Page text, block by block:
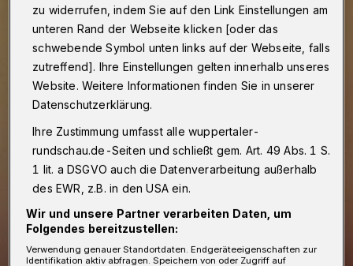
zu widerrufen, indem Sie auf den Link Einstellungen am
unteren Rand der Webseite klicken [oder das
schwebende Symbol unten links auf der Webseite, falls
zutreffend]. Ihre Einstellungen gelten innerhalb unseres
Website. Weitere Informationen finden Sie in unserer
Datenschutzerklärung.
Ihre Zustimmung umfasst alle wuppertaler-
rundschau.de-Seiten und schließt gem. Art. 49 Abs. 1 S.
1 lit. a DSGVO auch die Datenverarbeitung außerhalb
des EWR, z.B. in den USA ein.
Wir und unsere Partner verarbeiten Daten, um
Folgendes bereitzustellen:
Verwendung genauer Standortdaten. Endgeräteeigenschaften zur
Identifikation aktiv abfragen. Speichern von oder Zugriff auf